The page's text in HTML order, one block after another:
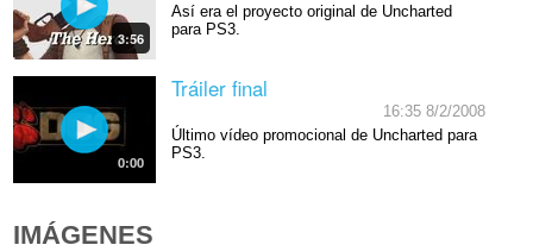
3:56
Así era el proyecto original de Uncharted
para PS3.
0:00
Tráiler final
16:35 8/2/2008
Último vídeo promocional de Uncharted para
PS3.
IMÁGENES